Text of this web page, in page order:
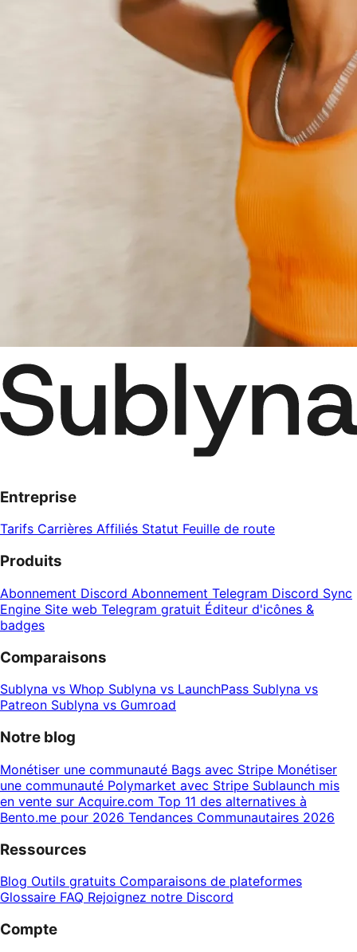
Entreprise
Tarifs Carrières Affiliés Statut Feuille de route
Produits
Abonnement Discord Abonnement Telegram Discord Sync
Engine Site web Telegram gratuit Éditeur d'icônes &
badges
Comparaisons
Sublyna vs Whop Sublyna vs LaunchPass Sublyna vs
Patreon Sublyna vs Gumroad
Notre blog
Monétiser une communauté Bags avec Stripe Monétiser
une communauté Polymarket avec Stripe Sublaunch mis
en vente sur Acquire.com Top 11 des alternatives à
Bento.me pour 2026 Tendances Communautaires 2026
Ressources
Blog Outils gratuits Comparaisons de plateformes
Glossaire FAQ Rejoignez notre Discord
Compte